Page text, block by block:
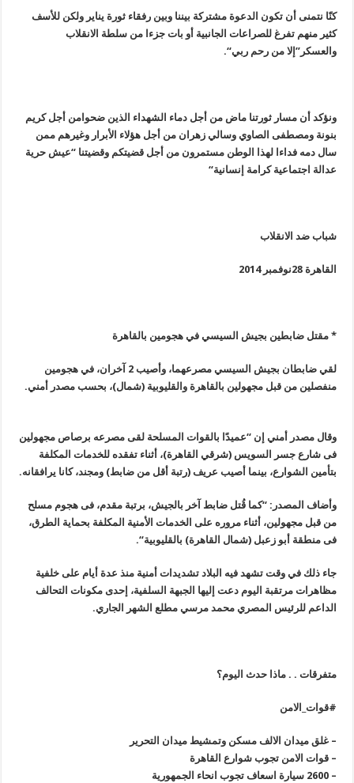
كنّا نتمنى أن تكون الدعوة مشتركة بيننا وبين رفقاء ثورة يناير ولكن للأسف
كثير منهم تفرغ للصراعات الجانبية أو بات جزءا من سلطة الانقلاب
والعسكر”إلا من رحم ربي“.
ونؤكد أن مسار ثورتنا ماض من أجل دماء الشهداء الذين ضحوامن أجل كريم
بنونة ومصطفى الصاوي وسالي زهران من أجل هؤلاء الأبرار وغيرهم ممن
سال دمه فداءا لهذا الوطن مستمرون من أجل قضيتكم وقضيتنا “عيش حرية
عدالة اجتماعية كرامة إنسانية“
شباب ضد الانقلاب
القاهرة 28نوفمبر 2014
* مقتل ضابطين بجيش السيسي في هجومين بالقاهرة
لقي ضابطان بجيش السيسي مصرعهما، وأصيب 2 آخران، في هجومين
منفصلين من قبل مجهولين بالقاهرة والقليوبية (شمال)، بحسب مصدر أمني.
وقال مصدر أمني إن “عميدًا بالقوات المسلحة لقى مصرعه برصاص مجهولين
فى شارع جسر السويس (شرقي القاهرة)، أثناء تفقده للخدمات المكلفة
بتأمين الشوارع، بينما أصيب عريف (رتبة أقل من ضابط) ومجند، كانا يرافقانه.
وأضاف المصدر: “كما قُتل ضابط آخر بالجيش، برتبة مقدم، فى هجوم مسلح
من قبل مجهولين، أثناء مروره على الخدمات الأمنية المكلفة بحماية الطرق،
فى منطقة أبو زعبل (شمال القاهرة) بالقليوبية“.
جاء ذلك في وقت تشهد فيه البلاد تشديدات أمنية منذ عدة أيام على خلفية
مظاهرات مرتقبة اليوم دعت إليها الجبهة السلفية، إحدى مكونات التحالف
الداعم للرئيس المصري محمد مرسي مطلع الشهر الجاري.
متفرقات . . ماذا حدث اليوم؟
#قوات_الامن
–غلق ميدان الالف مسكن وتمشيط ميدان التحرير
–قوات الامن تجوب شوارع القاهرة
– 2600
سيارة اسعاف تجوب انحاء الجمهورية